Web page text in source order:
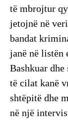
të mbrojtur
jetojnë në
bandat
janë në listën
Bashkuar
të cilat kanë
shtëpitë dhe
në një